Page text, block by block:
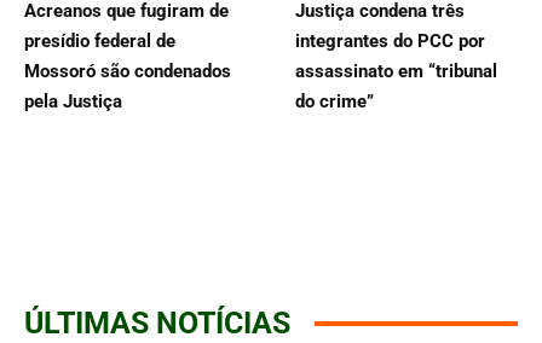
Acreanos que fugiram de
presídio federal de
Mossoró são condenados
pela Justiça
Justiça condena três
integrantes do PCC por
assassinato em “tribunal
do crime”
ÚLTIMAS NOTÍCIAS